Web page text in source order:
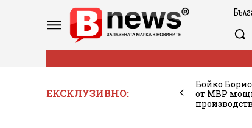
ЕКСКЛУЗИВНО:
Бойко
от МВР